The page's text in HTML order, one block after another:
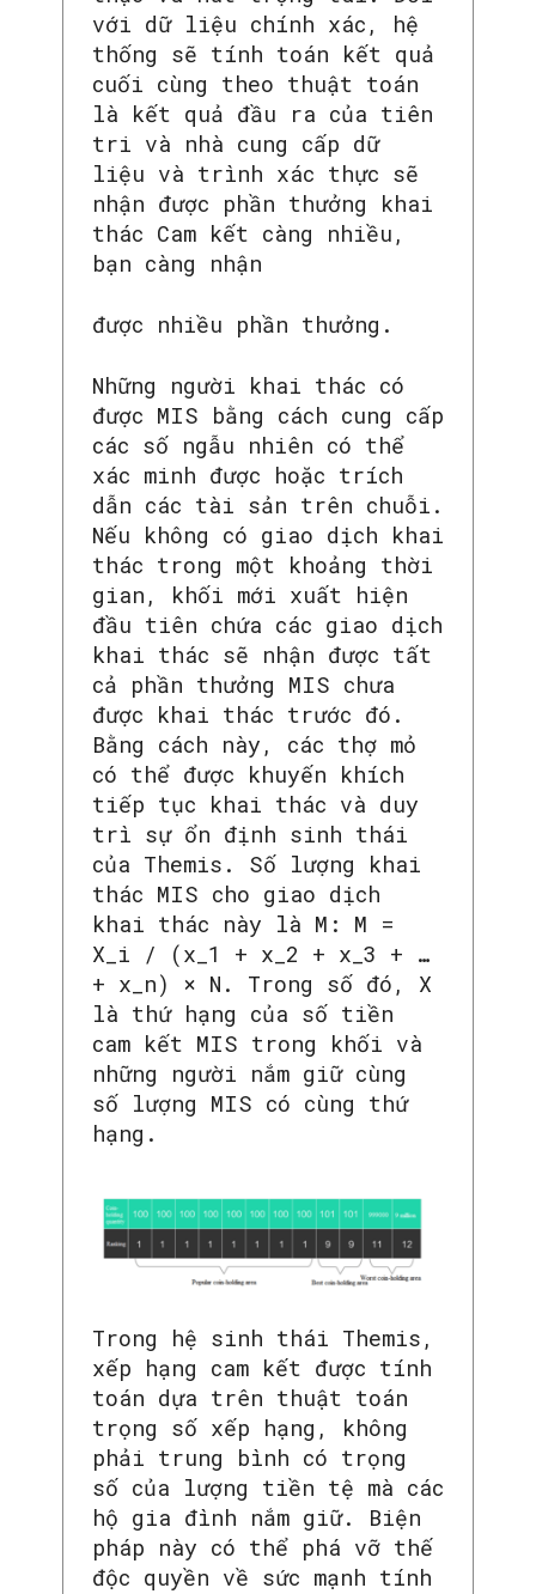
với dữ liệu chính xác, hệ
thống sẽ tính toán kết quả
cuối cùng theo thuật toán
là kết quả đầu ra của tiên
tri và nhà cung cấp dữ
liệu và trình xác thực sẽ
nhận được phần thưởng khai
thác Cam kết càng nhiều,
bạn càng nhận
được nhiều phần thưởng.
Những người khai thác có
được MIS bằng cách cung cấp
các số ngẫu nhiên có thể
xác minh được hoặc trích
dẫn các tài sản trên chuỗi.
Nếu không có giao dịch khai
thác trong một khoảng thời
gian, khối mới xuất hiện
đầu tiên chứa các giao dịch
khai thác sẽ nhận được tất
cả phần thưởng MIS chưa
được khai thác trước đó.
Bằng cách này, các thợ mỏ
có thể được khuyến khích
tiếp tục khai thác và duy
trì sự ổn định sinh thái
của Themis. Số lượng khai
thác MIS cho giao dịch
khai thác này là M: M =
X_i / (x_1 + x_2 + x_3 + …
+ x_n) × N. Trong số đó, X
là thứ hạng của số tiền
cam kết MIS trong khối và
những người nắm giữ cùng
số lượng MIS có cùng thứ
hạng.
Trong hệ sinh thái Themis,
xếp hạng cam kết được tính
toán dựa trên thuật toán
trọng số xếp hạng, không
phải trung bình có trọng
số của lượng tiền tệ mà các
hộ gia đình nắm giữ. Biện
pháp này có thể phá vỡ thế
độc quyền về sức mạnh tính